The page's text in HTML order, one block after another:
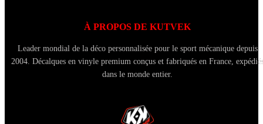
À PROPOS DE KUTVEK
Leader mondial de la déco personnalisée pour le sport mécanique depuis
2004. Décalques en vinyle premium conçus et fabriqués en France,
dans le monde entier.